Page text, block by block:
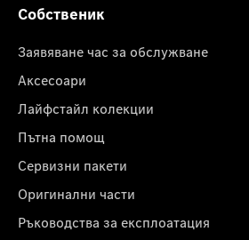
Собственик
Заявяване час за обслужване
Аксесоари
Лайфстайл колекции
Пътна помощ
Сервизни пакети
Оригинални части
Ръководства за експлоатация